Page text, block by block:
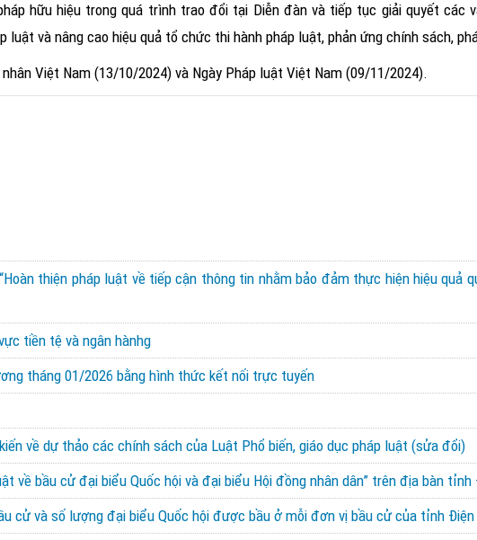
hữu hiệu trong quá trình trao đổi tại Diễn đàn và tiếp tục giải quyết các
và nâng cao hiệu quả tổ chức thi hành pháp luật, phản ứng chính sách,
Việt Nam (13/10/2024) và Ngày Pháp luật Việt Nam (09/11/2024).
thiện pháp luật về tiếp cận thông tin nhằm bảo đảm thực hiện hiệu quả
tiền tệ và ngân hànhg
tháng 01/2026 bằng hình thức kết nối trực tuyến
về dự thảo các chính sách của Luật Phổ biến, giáo dục pháp luật (sửa đổi)
về bầu cử đại biểu Quốc hội và đại biểu Hội đồng nhân dân” trên địa bàn tỉnh
cử và số lượng đại biểu Quốc hội được bầu ở mỗi đơn vị bầu cử của tỉnh Điện